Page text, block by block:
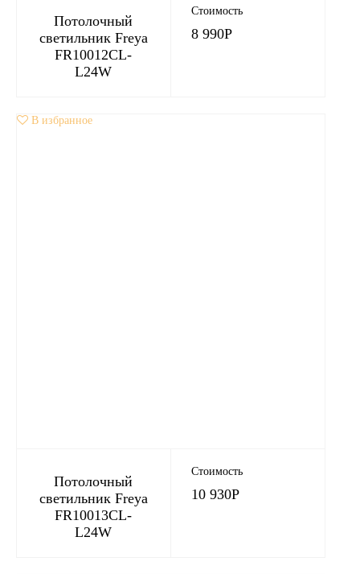
Потолочный
светильник Freya
FR10012CL-
L24W
Стоимость
8 990Р
В избранное
Потолочный
светильник Freya
FR10013CL-
L24W
Стоимость
10 930Р